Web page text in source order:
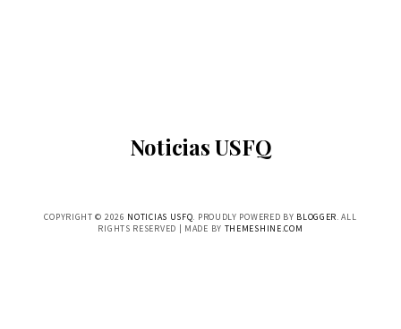
Noticias USFQ
COPYRIGHT © 2026 NOTICIAS USFQ. PROUDLY POWERED BY BLOGGER. ALL
RIGHTS RESERVED | MADE BY THEMESHINE.COM